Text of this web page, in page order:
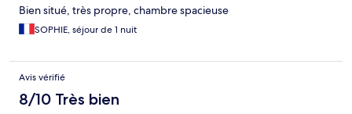
Bien situé, très propre, chambre spacieuse
SOPHIE, séjour de 1 nuit
Avis vérifié
8/10 Très bien